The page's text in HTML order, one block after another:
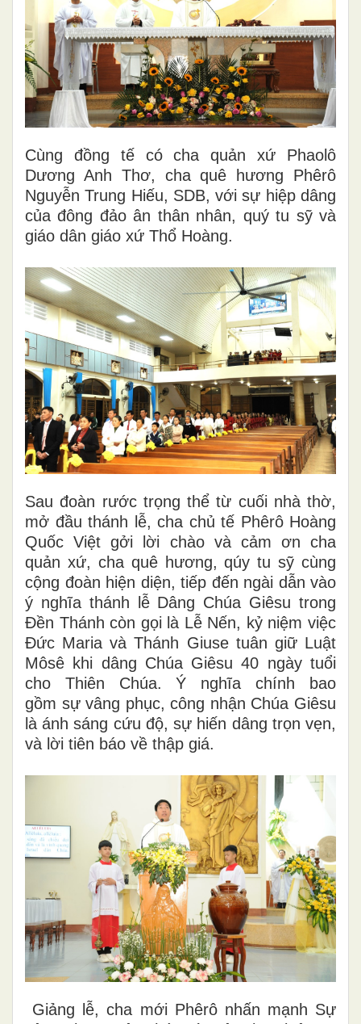
Cùng đồng tế có cha quản xứ Phaolô
Dương Anh Thơ, cha quê hương Phêrô
Nguyễn Trung Hiếu, SDB, với sự hiệp dâng
của đông đảo ân thân nhân, quý tu sỹ và
giáo dân giáo xứ Thổ Hoàng.
Sau đoàn rước trọng thể từ cuối nhà thờ,
mở đầu thánh lễ, cha chủ tế Phêrô Hoàng
Quốc Việt gởi lời chào và cảm ơn cha
quản xứ, cha quê hương, qúy tu sỹ cùng
cộng đoàn hiện diện, tiếp đến ngài dẫn vào
ý nghĩa thánh lễ Dâng Chúa Giêsu trong
Đền Thánh còn gọi là Lễ Nến, kỷ niệm việc
Đức Maria và Thánh Giuse tuân giữ Luật
Môsê khi dâng Chúa Giêsu 40 ngày tuổi
cho Thiên Chúa. Ý nghĩa chính bao
gồm sự vâng phục, công nhận Chúa Giêsu
là ánh sáng cứu độ, sự hiến dâng trọn vẹn,
và lời tiên báo về thập giá.
Giảng lễ, cha mới Phêrô nhấn mạnh Sự